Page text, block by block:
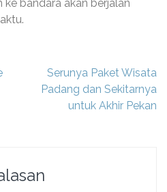
ke bandara akan berjalan
Serunya Paket Wisata
Padang dan Sekitarnya
untuk Akhir Pekan